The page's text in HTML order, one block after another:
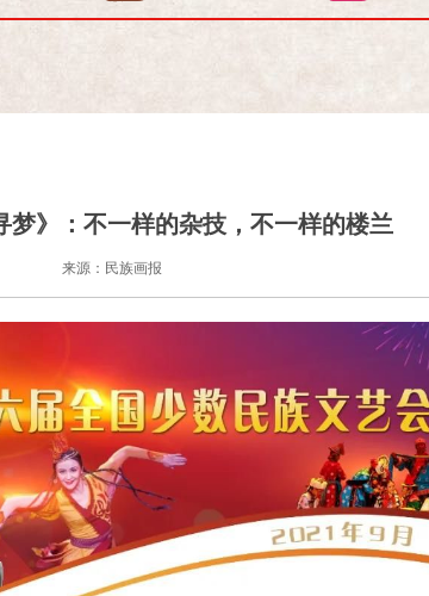
梦》​：不一样的杂技，不一样的楼兰
来源：民族画报